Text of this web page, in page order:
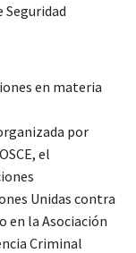
en materia
por
el
Unidas contra
en la Asociación
Criminal